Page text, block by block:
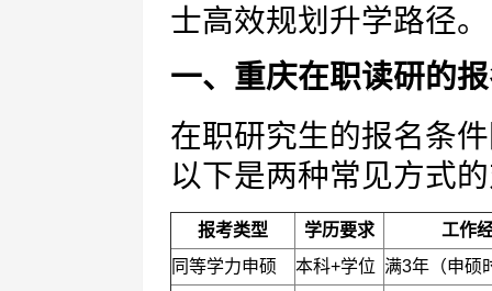
士高效规划升学路径。
一、重庆在职读研的
在职研究生的报名条
以下是两种常见方式
报考类型 学历要求
工作
同等学力申硕
本科+学位 满3年（申硕